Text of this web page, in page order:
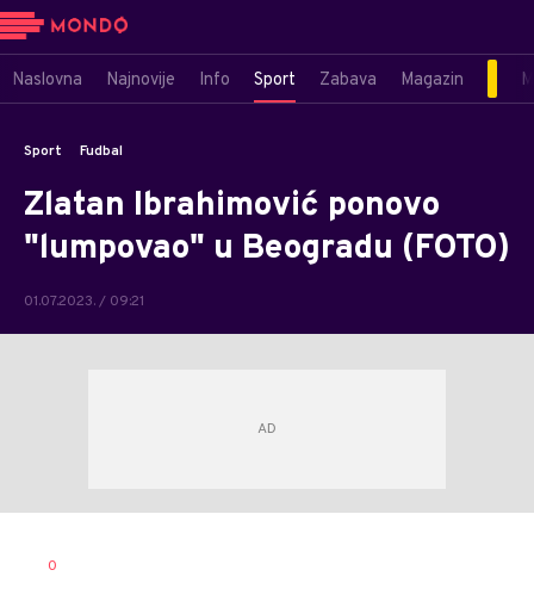
Naslovna Najnovije Info Sport Zabava Magazin
Sport Fudbal
Zlatan Ibrahimović ponovo
"lumpovao" u Beogradu (FOTO)
01.07.2023. / 09:21
AUTOR
0